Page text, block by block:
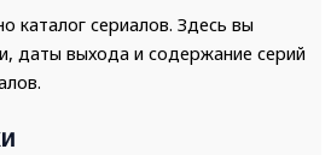
каталог сериалов. Здесь вы
даты выхода и содержание серий